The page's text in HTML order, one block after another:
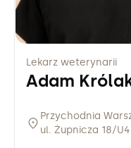
Lekarz weterynarii
Adam
Przychodnia
ul. Żupnicza 18/U4